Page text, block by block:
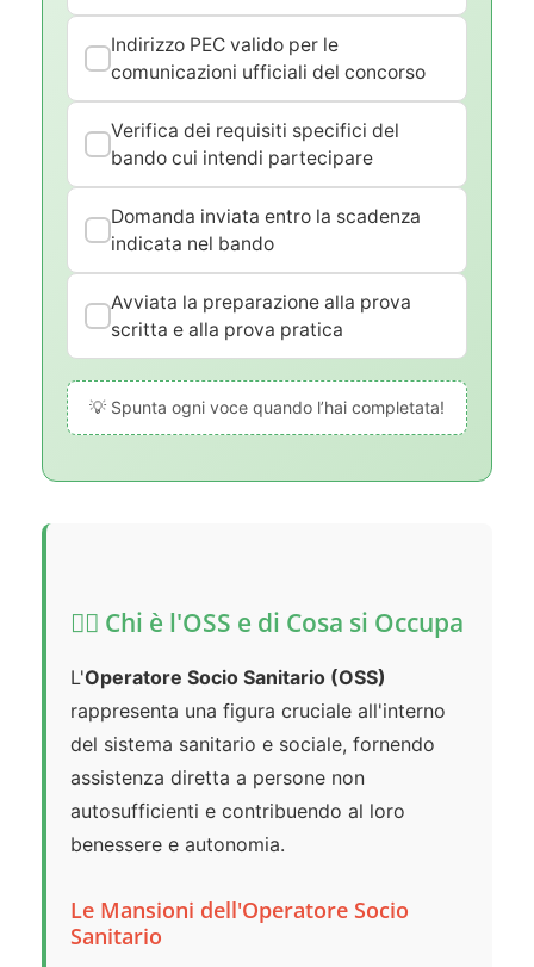
Indirizzo PEC valido per le
comunicazioni ufficiali del concorso
Verifica dei requisiti specifici del
bando cui intendi partecipare
Domanda inviata entro la scadenza
indicata nel bando
Avviata la preparazione alla prova
scritta e alla prova pratica
💡 Spunta ogni voce quando l’hai completata!
👨‍⚕️ Chi è l'OSS e di Cosa si Occupa
L'Operatore Socio Sanitario (OSS)
rappresenta una figura cruciale all'interno
del sistema sanitario e sociale, fornendo
assistenza diretta a persone non
autosufficienti e contribuendo al loro
benessere e autonomia.
Le Mansioni dell'Operatore Socio
Sanitario